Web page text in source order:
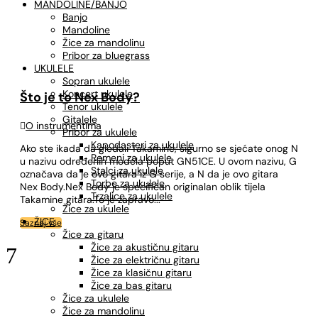
MANDOLINE/BANJO
Banjo
Mandoline
Žice za mandolinu
Pribor za bluegrass
UKULELE
Sopran ukulele
Koncert ukulele
Tenor ukulele
Gitalele
Pribor za ukulele
Kapodasteri za ukulele
Remeni za ukulele
Stalci za ukulele
Torbe za ukulele
Trzalice za ukulele
Žice za ukulele
ŽICE
Žice za gitaru
Žice za akustičnu gitaru
Žice za električnu gitaru
Žice za klasičnu gitaru
Žice za bas gitaru
Žice za ukulele
Žice za mandolinu
Što je to Nex Body?
O instrumentima
Ako ste ikada da gledali Takamine, sigurno se sjećate onog N
u nazivu određenih modela poput GN51CE. U ovom nazivu, G
označava da je ovo gitara iz G serije, a N da je ovo gitara
Nex Body.Nex Body je specifičan originalan oblik tijela
Takamine gitara.To je zapravo...
Saznaj vše
7